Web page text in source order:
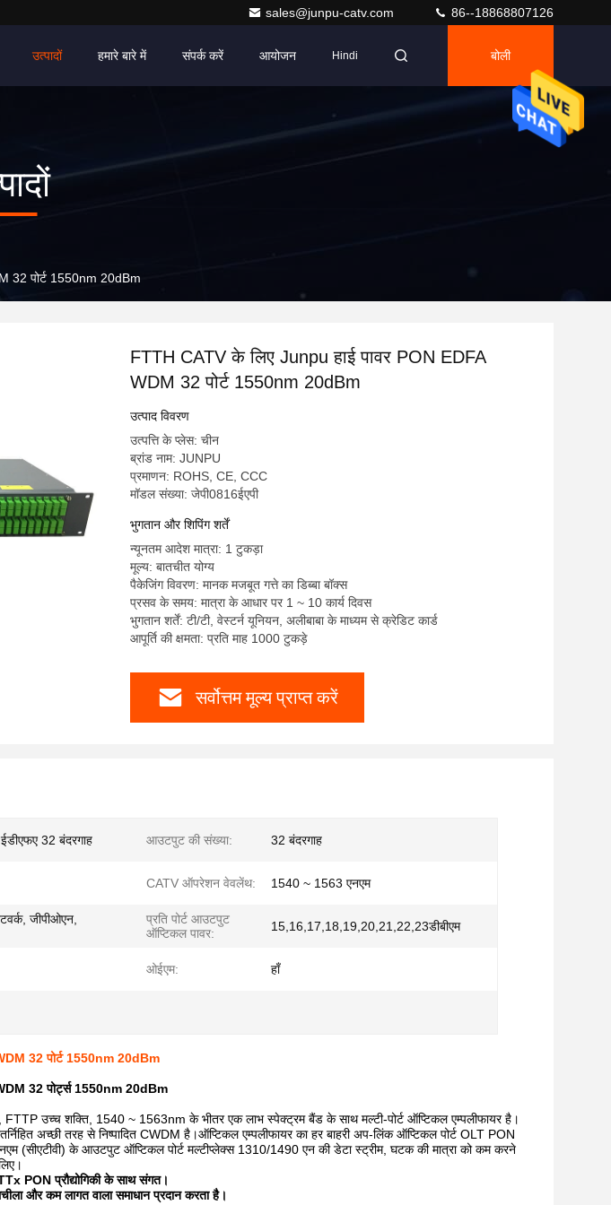
sales@junpu-catv.com 86--18868807126
उत्पादों हमारे बारे में संपर्क करें आयोजन Hindi बोली
32 पोर्ट 1550nm 20dBm
FTTH CATV के लिए Junpu हाई पावर PON EDFA
WDM 32 पोर्ट 1550nm 20dBm
उत्पाद विवरण
उत्पत्ति के प्लेस: चीन
ब्रांड नाम: JUNPU
प्रमाणन: ROHS, CE, CCC
मॉडल संख्या: जेपी0816ईएपी
भुगतान और शिपिंग शर्तें
न्यूनतम आदेश मात्रा: 1 टुकड़ा
मूल्य: बातचीत योग्य
पैकेजिंग विवरण: मानक मजबूत गत्ते का डिब्बा बॉक्स
प्रसव के समय: मात्रा के आधार पर 1 ~ 10 कार्य दिवस
भुगतान शर्तें: टी/टी, वेस्टर्न यूनियन, अलीबाबा के माध्यम से क्रेडिट कार्ड
आपूर्ति की क्षमता: प्रति माह 1000 टुकड़े
सर्वोत्तम मूल्य प्राप्त करें
32 बंदरगाह आउटपुट की संख्या: 32 बंदरगाह
CATV ऑपरेशन वेवलेंथ: 1540 ~ 1563 एनएम
जीपीओएन,
प्रति पोर्ट आउटपुट
ऑप्टिकल पावर:
15,16,17,18,19,20,21,22,23डीबीएम
ओईएम: हाँ
32 पोर्ट 1550nm 20dBm
32 पोर्ट्स 1550nm 20dBm
उच्च शक्ति, 1540 ~ 1563nm के भीतर एक लाभ स्पेक्ट्रम बैंड के साथ मल्टी-पोर्ट ऑप्टिकल एम्पलीफायर है।
अच्छी तरह से निष्पादित CWDM है।ऑप्टिकल एम्पलीफायर का हर बाहरी अप-लिंक ऑप्टिकल पोर्ट OLT PON
(सीएटीवी) के आउटपुट ऑप्टिकल पोर्ट मल्टीप्लेक्स 1310/1490 एन की डेटा स्ट्रीम, घटक की मात्रा को कम करने
PON प्रौद्योगिकी के साथ संगत।
और कम लागत वाला समाधान प्रदान करता है।